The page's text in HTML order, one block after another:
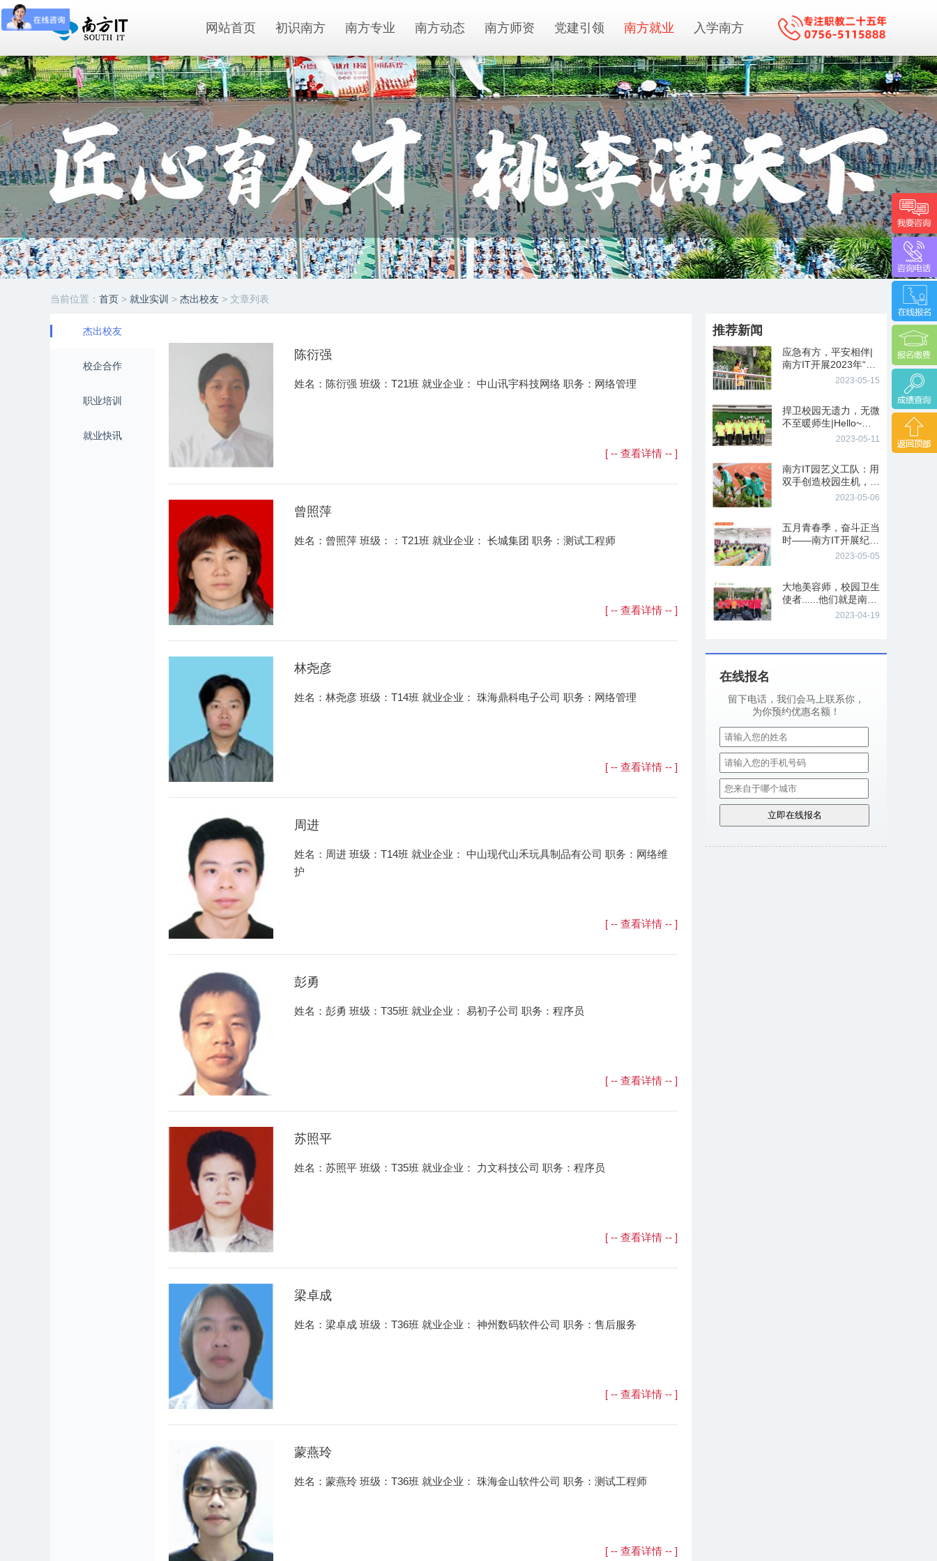
网站首页 初识南方 南方专业 南方动态 南方师资 党建引领 南方就业 入学南方
当前位置： 首页 > 就业实训 > 杰出校友 > 文章列表
杰出校友
校企合作
职业培训
就业快讯
陈衍强
姓名：陈衍强 班级：T21班 就业企业： 中山讯宇科技网络 职务：网络管理
[ -- 查看详情 -- ]
曾照萍
姓名：曾照萍 班级：：T21班 就业企业： 长城集团 职务：测试工程师
[ -- 查看详情 -- ]
林尧彦
姓名：林尧彦 班级：T14班 就业企业： 珠海鼎科电子公司 职务：网络管理
[ -- 查看详情 -- ]
周进
姓名：周进 班级：T14班 就业企业： 中山现代山禾玩具制品有公司 职务：网络维
护
[ -- 查看详情 -- ]
彭勇
姓名：彭勇 班级：T35班 就业企业： 易初子公司 职务：程序员
[ -- 查看详情 -- ]
苏照平
姓名：苏照平 班级：T35班 就业企业： 力文科技公司 职务：程序员
[ -- 查看详情 -- ]
梁卓成
姓名：梁卓成 班级：T36班 就业企业： 神州数码软件公司 职务：售后服务
[ -- 查看详情 -- ]
蒙燕玲
姓名：蒙燕玲 班级：T36班 就业企业： 珠海金山软件公司 职务：测试工程师
[ -- 查看详情 -- ]
推荐新闻
应急有方，平安相伴|
南方IT开展2023年“防
灾减灾”主题教育活动
2023-05-15
捍卫校园无遗力，无微
不至暖师生|Hello~我
们是南方IT校园护卫队
2023-05-11
南方IT园艺义工队：用
双手创造校园生机，用
行动奏响劳动协奏曲
2023-05-06
五月青春季，奋斗正当
时——南方IT开展纪念
五四运动104周年文艺
2023-05-05
大地美容师，校园卫生
使者......他们就是南方I
T卫生义工队2023-04-19
在线报名
留下电话，我们会马上联系你，
为你预约优惠名额！